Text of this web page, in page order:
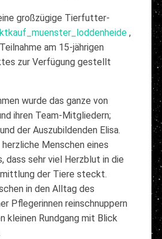
großzügige Tierfutter-
,
am 15-jährigen
zur Verfügung gestellt
wurde das ganze von
ihren Team-Mitgliedern;
der Auszubildenden Elisa.
Menschen eines
dass sehr viel Herzblut in die
der Tiere steckt.
in den Alltag des
Pflegerinnen reinschnuppern
kleinen Rundgang mit Blick